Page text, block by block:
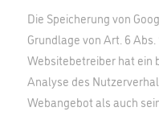
Die Speicherung von
Grundlage von Art. 6 Abs.
Websitebetreiber hat ein
Analyse des
Webangebot als auch